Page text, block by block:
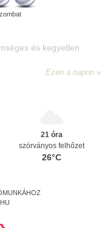
21 óra
szórványos felhőzet
26°C